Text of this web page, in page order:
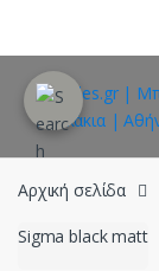
navigation
content
Αρχική σελίδα
Sigma black matt